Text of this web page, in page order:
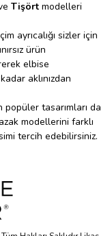
Tişört modelleri
ayrıcalığı sizler için
ürün
elbise
aklınızdan
tasarımları da
modellerini farklı
tercih edebilirsiniz.
seçeneklerinin her
pantolon ya da